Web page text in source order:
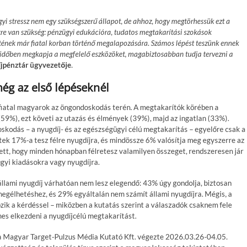
stressz nem egy szükségszerű állapot, de ahhoz, hogy megtörhessük ezt a
van szükség: pénzügyi edukációra, tudatos megtakarítási szokások
már fiatal korban történő megalapozására. Számos lépést teszünk ennek
megkapja a megfelelő eszközöket, magabiztosabban tudja tervezni a
ügyvezetője.
az első lépéseknél
magyarok az öngondoskodás terén. A megtakarítók körében a
ezt követi az utazás és élmények (39%), majd az ingatlan (33%).
– a nyugdíj- és az egészségügyi célú megtakarítás – egyelőre csak a
17%-a tesz félre nyugdíjra, és mindössze 6% valósítja meg egyszerre az
hogy minden hónapban félretesz valamilyen összeget, rendszeresen jár
kiadásokra vagy nyugdíjra.
nyugdíj várhatóan nem lesz elegendő: 43% úgy gondolja, biztosan
és 29% egyáltalán nem számít állami nyugdíjra. Mégis, a
a kérdéssel – miközben a kutatás szerint a válaszadók csaknem fele
elkezdeni a nyugdíjcélú megtakarítást.
Magyar Target-Pulzus Média Kutató Kft. végezte 2026.03.26-04.05.